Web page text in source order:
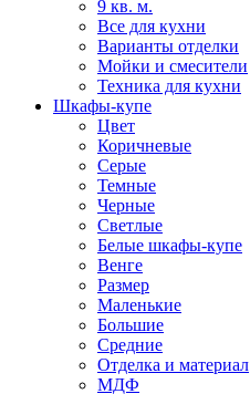
9 кв. м.
Все для кухни
Варианты отделки
Мойки и смесители
Техника для кухни
Шкафы-купе
Цвет
Коричневые
Серые
Темные
Черные
Светлые
Белые шкафы-купе
Венге
Размер
Маленькие
Большие
Средние
Отделка и материал
МДФ